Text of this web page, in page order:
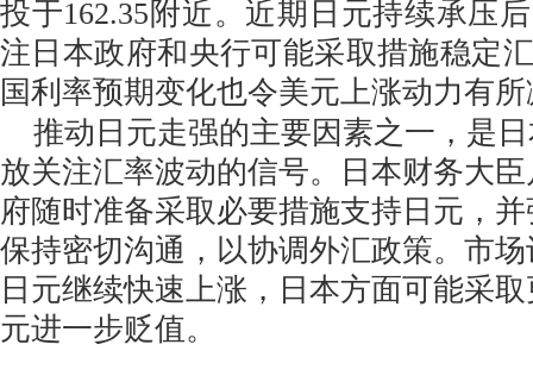
投于162.35附近。近期日元持续承压
注日本政府和央行可能采取措施稳定
国利率预期变化也令美元上涨动力有
推动日元走强的主要因素之一，是
放关注汇率波动的信号。日本财务大
府随时准备采取必要措施支持日元，
保持密切沟通，以协调外汇政策。市
日元继续快速上涨，日本方面可能采
元进一步贬值。